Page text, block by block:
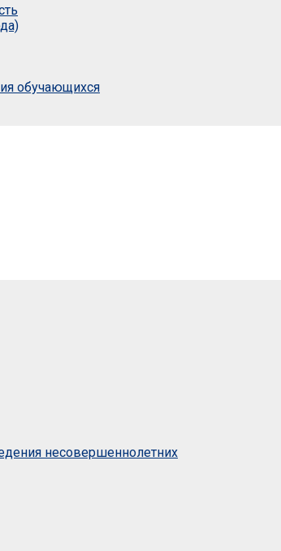
обучающихся
несовершеннолетних